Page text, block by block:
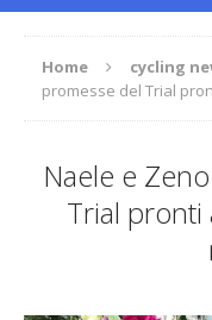
Home cycling
promesse del Trial
Naele e
Trial pronti